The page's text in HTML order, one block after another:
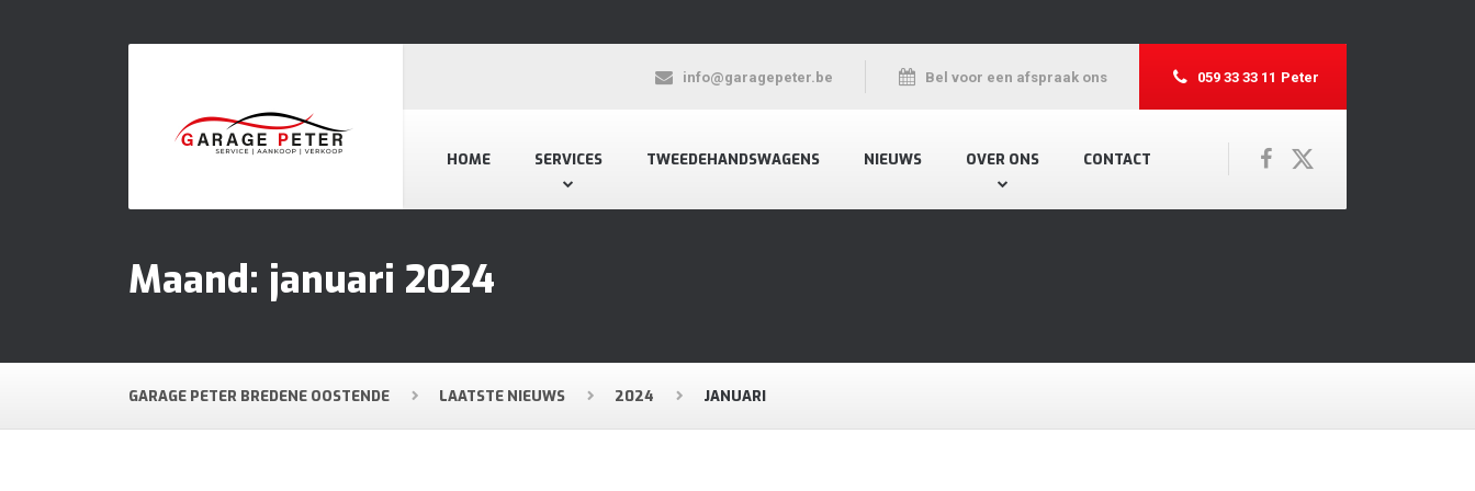
HOME SERVICES TWEEDEHANDSWAGENS NIEUWS OVER ONS CONTACT
info@garagepeter.be Bel voor een afspraak ons 059 33 33 11 Peter
Maand: januari 2024
GARAGE PETER BREDENE OOSTENDE LAATSTE NIEUWS 2024 JANUARI